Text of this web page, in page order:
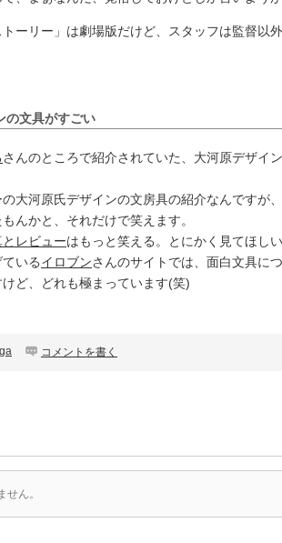
ーリー」は劇場版だけど、スタッフは監督以
の文具がすごい
さんのところで紹介されていた、大河原デザイ
大河原氏デザインの文房具の紹介なんですが
んかと、それだけで笑えます。
レビューはもっと笑える。とにかく見てほしい
いるイロブンさんのサイトでは、面白文具に
ど、どれも極まっています(笑)
コメントを書く
せん。